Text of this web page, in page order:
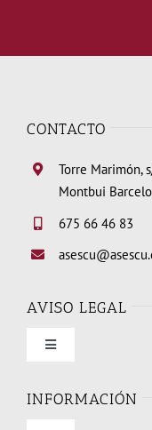
CONTACTO
Torre Marimón,
Montbui
675 66 46 83
AVISO LEGAL
Toggle
Condiciones de uso
INFORMACIÓN